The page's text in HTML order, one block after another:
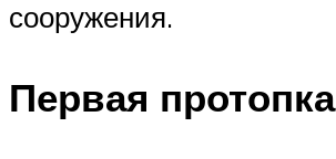
сооружения.
Первая протопка